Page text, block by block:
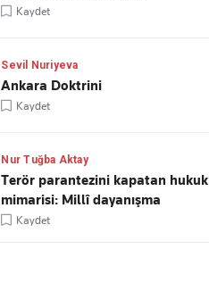
Kaydet
Sevil Nuriyeva
Ankara Doktrini
Kaydet
Nur Tuğba Aktay
Terör parantezini kapatan hukuk
mimarisi: Millî dayanışma
Kaydet